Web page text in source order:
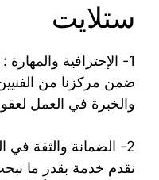
ستلايت
1- الإحترافية
ضمن مركزنا من
والخبرة في العمل
2- الضمانة والثقة
نقدم خدمة بقدر ما